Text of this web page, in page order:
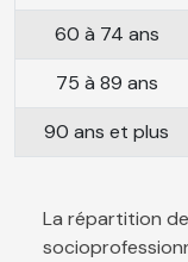
60 à 74 ans
75 à 89 ans
90 ans et plus
La répartition